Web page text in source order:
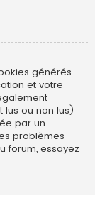
générés
et votre
lus ou non lus)
par un
problèmes
forum, essayez